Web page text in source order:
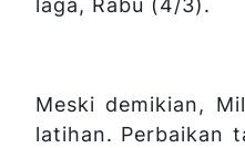
laga, Rabu (4/3).
Meski demikian,
latihan. Perbaikan